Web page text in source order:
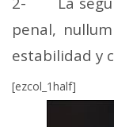
penal,
estabilidad y
[ezcol_1half]